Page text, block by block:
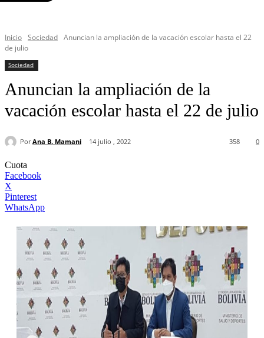
Inicio Sociedad Anuncian la ampliación de la vacación escolar hasta el 22
de julio
Sociedad
Anuncian la ampliación de la
vacación escolar hasta el 22 de julio
Por Ana B. Mamani 14 julio , 2022 0
358
Cuota
Facebook
X
Pinterest
WhatsApp